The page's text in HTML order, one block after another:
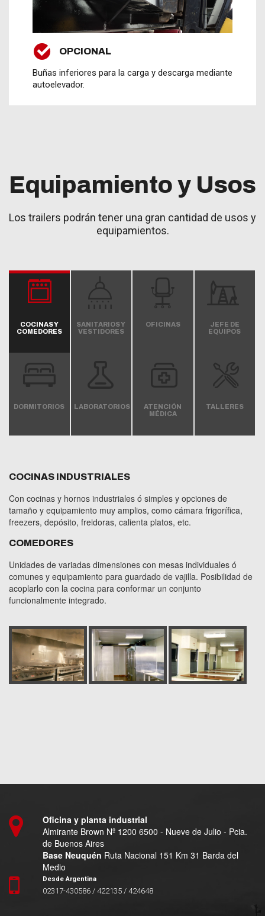
OPCIONAL
Buñas inferiores para la carga y descarga mediante
autoelevador.
Equipamiento y Usos
Los trailers podrán tener una gran cantidad de usos y
equipamientos.
COCINAS Y
COMEDORES
SANITARIOS Y
VESTIDORES
OFICINAS
JEFE DE
EQUIPOS
DORMITORIOS LABORATORIOS
ATENCIÓN
MÉDICA
TALLERES
COCINAS INDUSTRIALES
Con cocinas y hornos industriales ó simples y opciones de
tamaño y equipamiento muy amplios, como cámara frigorífica,
freezers, depósito, freidoras, calienta platos, etc.
COMEDORES
Unidades de variadas dimensiones con mesas individuales ó
comunes y equipamiento para guardado de vajilla. Posibilidad de
acoplarlo con la cocina para conformar un conjunto
funcionalmente integrado.
Oficina y planta industrial
Almirante Brown Nº 1200 6500 - Nueve de Julio - Pcia.
de Buenos Aires
Base Neuquén Ruta Nacional 151 Km 31 Barda del
Medio
Desde Argentina
02317-430586 / 422135 / 424648